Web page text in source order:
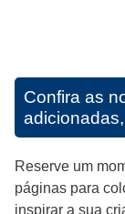
Confira as
Reserve um
páginas para
inspirar a sua